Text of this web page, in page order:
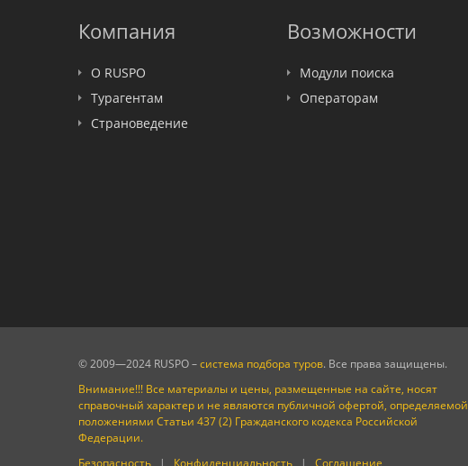
PlanTravel
FUN&SUN ex TUI
LOTI
Russian Express
Компания
О RUSPO
Турагентам
Страноведение
Возможности
Модули поиска
Операторам
© 2009—2024 RUSPO –система подбора туров. Все права защищены.
Внимание!!! Все материалы и цены, размещенные на сайте, носят
справочный характер и не являются публичной офертой, определяемой
положениями Статьи 437 (2) Гражданского кодекса Российской
Федерации.
Безопасность | Конфиденциальность | Соглашение